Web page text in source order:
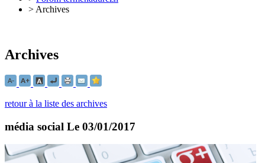
> Archives
Archives
retour à la liste des archives
média social Le 03/01/2017